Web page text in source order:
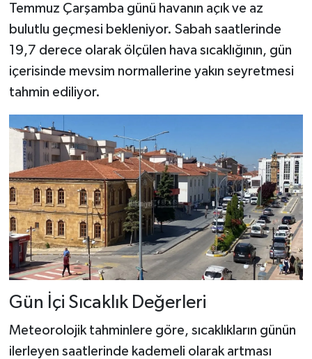
Temmuz Çarşamba günü havanın açık ve az
bulutlu geçmesi bekleniyor. Sabah saatlerinde
19,7 derece olarak ölçülen hava sıcaklığının, gün
içerisinde mevsim normallerine yakın seyretmesi
tahmin ediliyor.
Gün İçi Sıcaklık Değerleri
Meteorolojik tahminlere göre, sıcaklıkların günün
ilerleyen saatlerinde kademeli olarak artması